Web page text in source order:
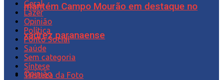
mantém Campo Mourão em destaque no
xadrez paranaense
Opinião
Geral
Lazer
Opinião
Política
Ponto Social
Saúde
Sem categoria
Síntese
Tristeza da Foto